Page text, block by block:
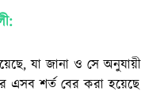
যা জানা ও সে
এসব শর্ত বের করা